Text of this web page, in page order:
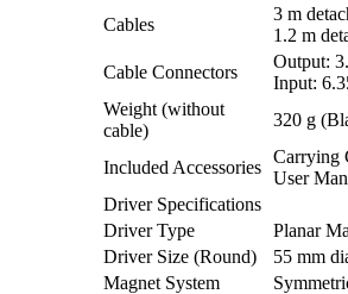
Cables
3 m
1.2 m
Cable Connectors
Output:
Input:
Weight (without
cable)
320 g
Included Accessories
Carrying
User
Driver Specifications
Driver Type
Planar
Driver Size (Round)
55 mm
Magnet System